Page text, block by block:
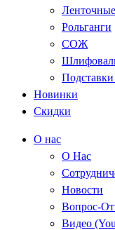
Рольганги
СОЖ
Подставки
Новинки
Скидки
О нас
О Нас
Новости
Вопрос-
Видео